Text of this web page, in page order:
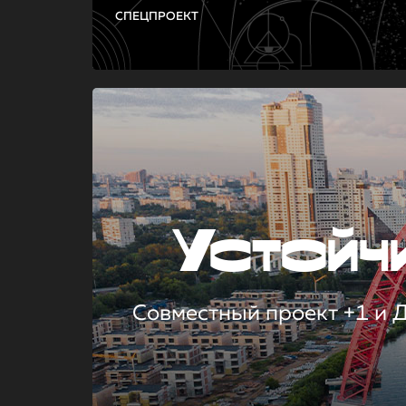
СПЕЦПРОЕКТ
Совместный проект +1 и